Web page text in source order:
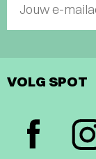
Jouw e-
VOLG SPOT